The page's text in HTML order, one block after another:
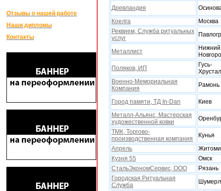
Отзывы о нашей работе
Наши дипломы
Контакты
Древландия
Коелга
Москва
Реквием, Служба ритуальныx
услуг
Металлист
Нижний
Поляков, ИП
Гусь-
Военно-Мемориальная
Компания
Рамонь
Город памяти, ТД In-Dan
Киев
Металл-Альянс, Мастерская
xудожественной ковки
ТМК, Торгово-
производственная компания
Кунья
Апрель
Кузня 55
Омск
СтальЭкономСервис, ООО
Рязань
Городская Ритуальная
Служба